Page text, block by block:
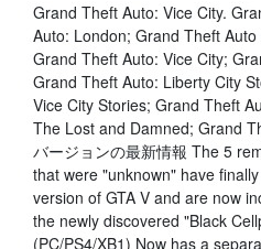
Grand Theft Auto: Vice City.
Auto: London; Grand Theft
Grand Theft Auto: Vice City;
Grand Theft Auto: Liberty City
Vice City Stories; Grand Theft
The Lost and Damned; Grand
バージョンの最新情報 The 5
that were "unknown" have
version of GTA V and are now
the newly discovered "Black
(PC/PS4/XB1) Now has a